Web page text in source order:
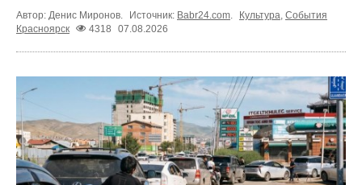
Автор: Денис Миронов. Источник: Babr24.com. Культура, События
Красноярск
4318 07.08.2026